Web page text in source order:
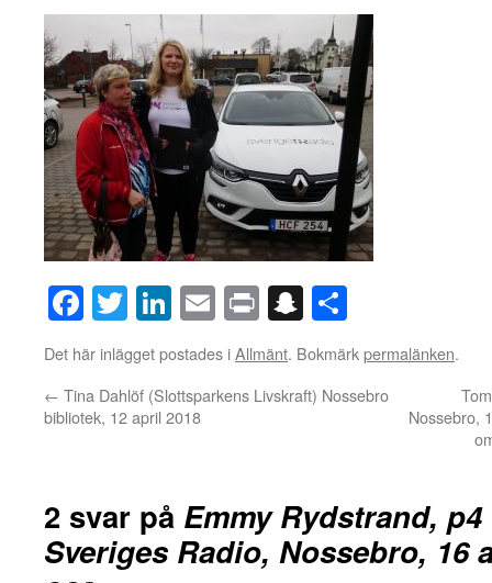
Facebook
TwitterLinkedIn
EmailPrintSnapchat
Det här inlägget postades iAllmänt. Bokmärkpermalänken.
← Tina Dahlöf (Slottsparkens Livskraft) Nossebro
bibliotek, 12 april 2018
Nossebro,
2 svar på Emmy Rydstrand,
Sveriges Radio, Nossebro, 16